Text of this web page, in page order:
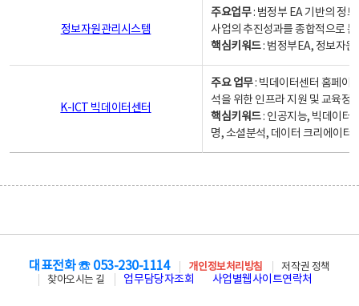
정보자원관리시스템
주요업무: 범정부 EA 기반의 정
사업의 추진성과를 종합적으로
핵심키워드: 범정부EA, 정보자
K-ICT 빅데이터센터
주요 업무: 빅데이터센터 홈페이
석을 위한 인프라 지원 및 교육정
핵심키워드: 인공지능, 빅데이터,
명, 소셜분석, 데이터 크리에이터
대표전화 ☏ 053-230-1114 개인정보처리방침
저작권 정책
찾아오시는 길
업무담당자조회 사업별웹사이트연락처